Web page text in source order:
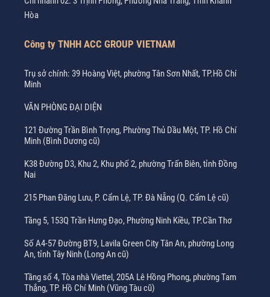
Hòa
Công ty TNHH ACC GROUP VIETNAM
Trụ sở chính: 39 Hoàng Việt, phường Tân Sơn Nhất, TP.Hồ Chí
Minh
VĂN PHÒNG ĐẠI DIỆN
121 Đường Trần Bình Trọng, Phường Thủ Dầu Một, TP. Hồ Chí
Minh (Bình Dương cũ)
K38 Đường D3, Khu 2, Khu phố 2, phường Trấn Biên, tỉnh Đồng
Nai
215 Phan Đăng Lưu, P. Cẩm Lệ, TP. Đà Nẵng (Q. Cẩm Lệ cũ)
Tầng 5, 153Q Trần Hưng Đạo, Phường Ninh Kiều, TP.Cần Thơ
Số A4-57 Đường BT9, Lavila Green City Tân An, phường Long
An, tỉnh Tây Ninh (Long An cũ)
Tầng số 4, Tòa nhà Viettel, 205A Lê Hồng Phong, phường Tam
Thắng, TP. Hồ Chí Minh (Vũng Tàu cũ)